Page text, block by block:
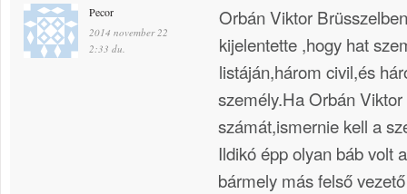
Pecor
2014 november 22
2:33 du.
Orbán Viktor
kijelentette ,hogy hat
listáján,három civil,és
személy.Ha Orbán
számát,ismernie kell a
Ildikó épp olyan báb volt
bármely más felső